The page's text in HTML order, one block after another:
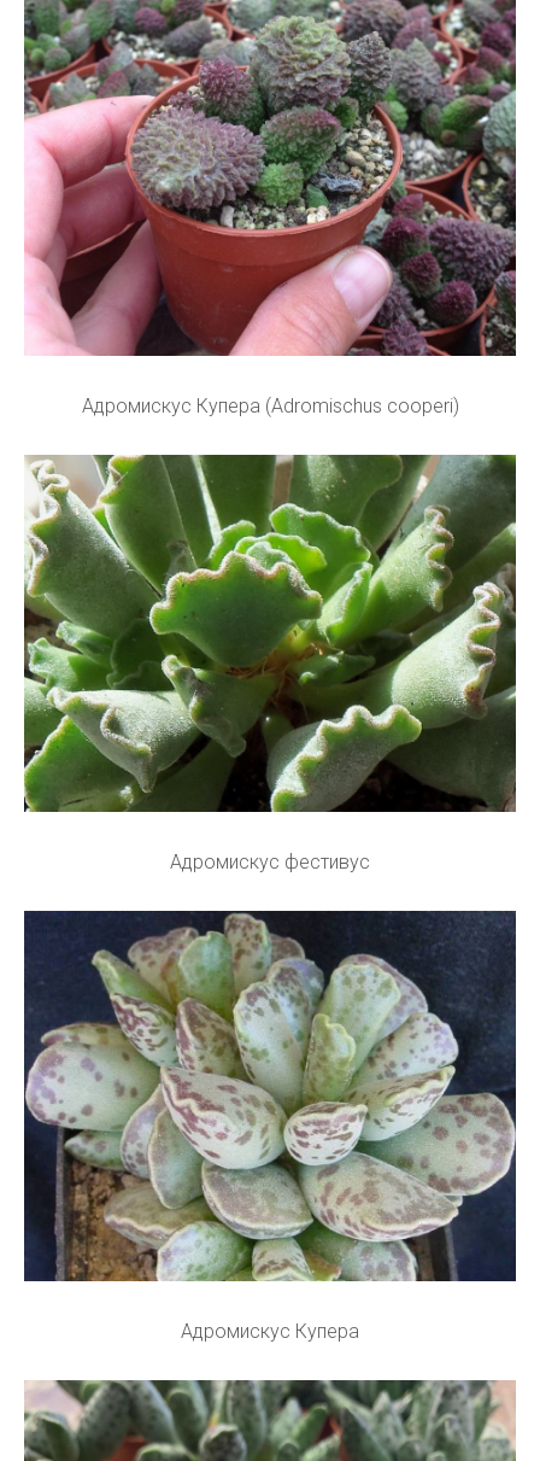
Адромискус Купера (Adromischus cooperi)
Адромискус фестивус
Адромискус Купера